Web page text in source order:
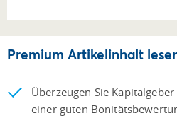
Premium Artikelinhalt
Überzeugen Sie
einer guten